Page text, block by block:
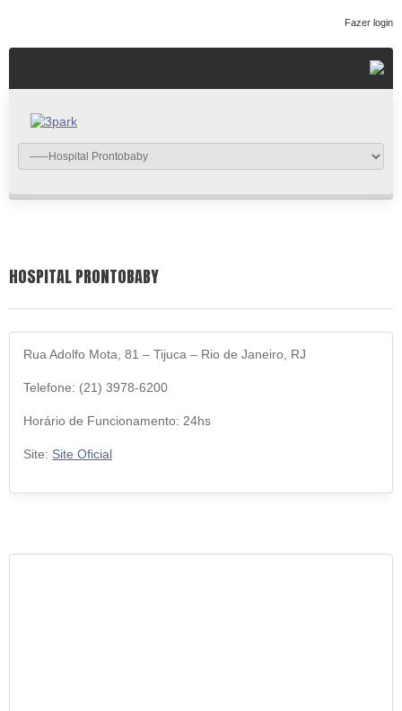
Fazer login
HOSPITAL PRONTOBABY
Rua Adolfo Mota, 81 – Tijuca – Rio de Janeiro, RJ
Telefone: (21) 3978-6200
Horário de Funcionamento: 24hs
Site: Site Oficial